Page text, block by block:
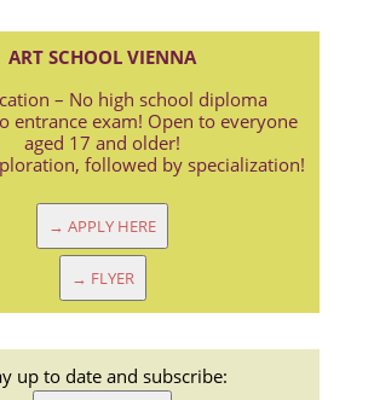
ART SCHOOL VIENNA
– No high school diploma
entrance exam! Open to everyone
aged 17 and older!
followed by specialization!
→ APPLY HERE
→ FLYER
up to date and subscribe: